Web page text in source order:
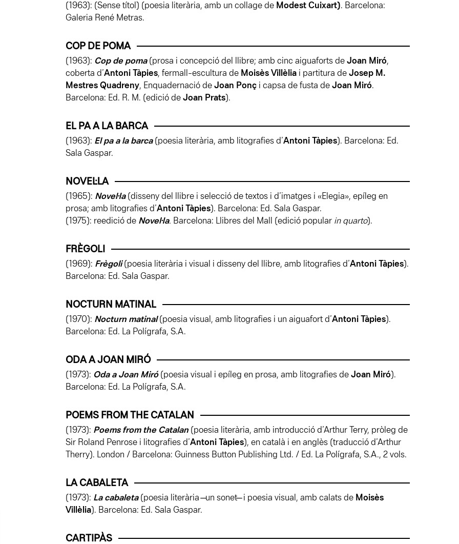
(1963): (Sense títol) (poesia literària, amb un collage de Modest Cuixart). Barcelona:
Galeria René Metras.
COP DE POMA
(1963): Cop de poma (prosa i concepció del llibre; amb cinc aiguaforts de Joan Miró,
coberta d’ Antoni Tàpies, fermall-escultura de Moisès Villèlia i partitura de Josep M.
Mestres Quadreny, Enquadernació de Joan Ponç i capsa de fusta de Joan Miró.
Barcelona: Ed. R. M. (edició de Joan Prats).
EL PA A LA BARCA
(1963): El pa a la barca (poesia literària, amb litografies d’ Antoni Tàpies). Barcelona: Ed.
Sala Gaspar.
NOVEL·LA
(1965): Novel·la (disseny del llibre i selecció de textos i d’imatges i «Elegia», epíleg en
prosa; amb litografies d’ Antoni Tàpies). Barcelona: Ed. Sala Gaspar.
(1975): reedició de Novel·la. Barcelona: Llibres del Mall (edició popular in quarto).
FRÈGOLI
(1969): Frègoli (poesia literària i visual i disseny del llibre, amb litografies d’ Antoni Tàpies).
Barcelona: Ed. Sala Gaspar.
NOCTURN MATINAL
(1970): Nocturn matinal(poesia visual, amb litografies i un aiguafort d’ Antoni Tàpies).
Barcelona: Ed. La Polígrafa, S.A.
ODA A JOAN MIRÓ
(1973): Oda a Joan Miró (poesia visual i epíleg en prosa, amb litografies de Joan Miró ).
Barcelona: Ed. La Polígrafa, S.A.
POEMS FROM THE CATALAN
(1973): Poems from the Catalan (poesia literària, amb introducció d’Arthur Terry, pròleg de
Sir Roland Penrose i litografies d’ Antoni Tàpies), en català i en anglès (traducció d’Arthur
Therry). London / Barcelona: Guinness Button Publishing Ltd. / Ed. La Polígrafa, S.A., 2 vols.
LA CABALETA
(1973): La cabaleta (poesia literària ̶ un sonet ̶ i poesia visual, amb calats de Moisès
Villèlia). Barcelona: Ed. Sala Gaspar.
CARTIPÀS